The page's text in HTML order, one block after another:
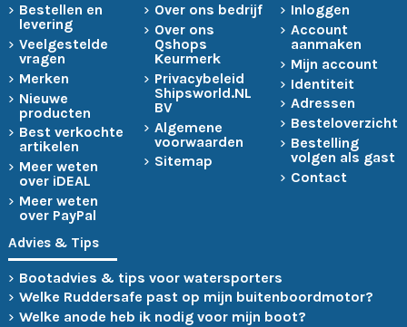
Bestellen en
levering
Veelgestelde
vragen
Merken
Nieuwe
producten
Best verkochte
artikelen
Meer weten
over iDEAL
Meer weten
over PayPal
Over ons bedrijf
Over ons
Qshops
Keurmerk
Privacybeleid
Shipsworld.NL
BV
Algemene
voorwaarden
Sitemap
Inloggen
Account
aanmaken
Mijn account
Identiteit
Adressen
Besteloverzicht
Bestelling
volgen als gast
Contact
Advies & Tips
Bootadvies & tips voor watersporters
Welke Ruddersafe past op mijn buitenboordmotor?
Welke anode heb ik nodig voor mijn boot?